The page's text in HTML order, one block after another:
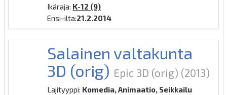
Ikäraja: K-12 (9)
Ensi-ilta:21.2.2014
Salainen valtakunta
3D (orig) Epic 3D (orig) (2013)
Lajityyppi: Komedia, Animaatio, Seikkailu